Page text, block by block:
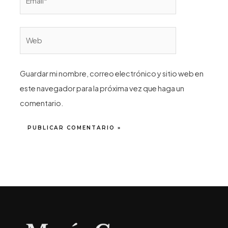
Guardar mi nombre, correo electrónico y sitio web en
este navegador para la próxima vez que haga un
comentario.